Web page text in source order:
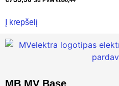
Į krepšelį
MB MV Base